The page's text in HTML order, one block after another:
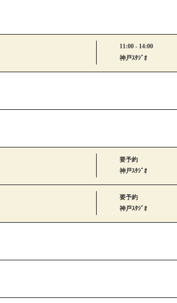
11:00 - 14:00
神戸ｽﾀｼﾞｵ
要予約
神戸ｽﾀｼﾞｵ
要予約
神戸ｽﾀｼﾞｵ